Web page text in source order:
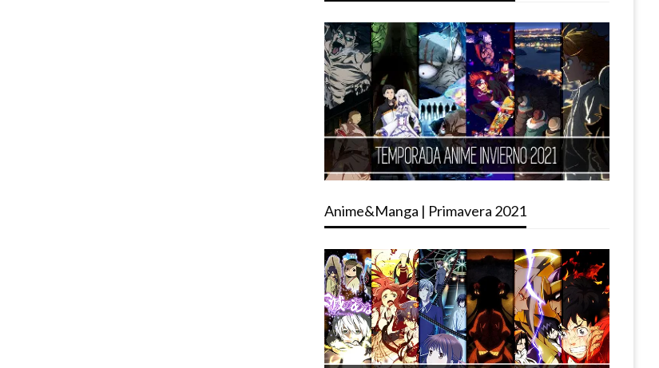
Anime&Manga | Primavera 2021